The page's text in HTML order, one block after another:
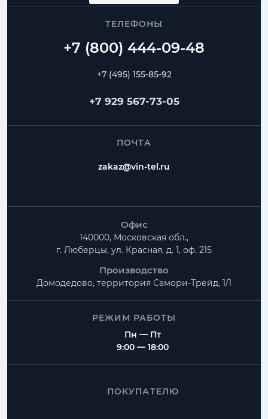
ТЕЛЕФОНЫ
+7 (495) 155-85-92
+7 929 567-73-05
ПОЧТА
zakaz@vin-tel.ru
Офис
140000, Московская обл.,
г. Люберцы, ул. Красная, д. 1, оф. 215
Производство
Домодедово, территория Самори-Трейд, 1/1
РЕЖИМ РАБОТЫ
Пн — Пт
9:00 — 18:00
ПОКУПАТЕЛЮ